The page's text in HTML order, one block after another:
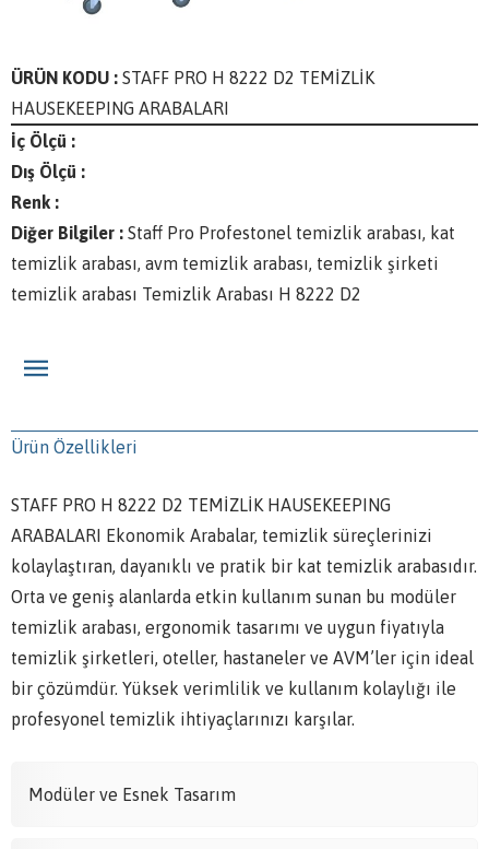
ÜRÜN KODU : STAFF PRO H 8222 D2 TEMİZLİK
HAUSEKEEPING ARABALARI
İç Ölçü :
Dış Ölçü :
Renk :
Diğer Bilgiler : Staff Pro Profestonel temizlik arabası, kat
temizlik arabası, avm temizlik arabası, temizlik şirketi
temizlik arabası Temizlik Arabası H 8222 D2
Ürün Özellikleri
STAFF PRO H 8222 D2 TEMİZLİK HAUSEKEEPING
ARABALARI Ekonomik Arabalar, temizlik süreçlerinizi
kolaylaştıran, dayanıklı ve pratik bir kat temizlik arabasıdır.
Orta ve geniş alanlarda etkin kullanım sunan bu modüler
temizlik arabası, ergonomik tasarımı ve uygun fiyatıyla
temizlik şirketleri, oteller, hastaneler ve AVM’ler için ideal
bir çözümdür. Yüksek verimlilik ve kullanım kolaylığı ile
profesyonel temizlik ihtiyaçlarınızı karşılar.
Modüler ve Esnek Tasarım